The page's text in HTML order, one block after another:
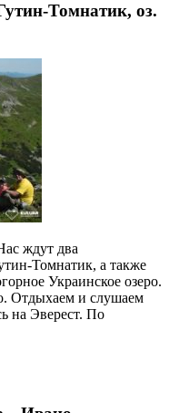
Томнатик, оз.
ждут два
Томнатик, а также
Украинское озеро.
Отдыхаем и слушаем
на Эверест. По